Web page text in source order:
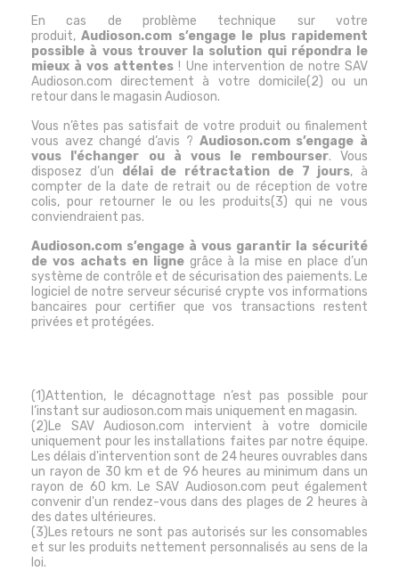
En cas de problème technique sur votre
produit,Audioson.com s’engage le plus rapidement
possible à vous trouver la solution qui répondra le
mieux à vos attentes ! Une intervention de notre SAV
Audioson.com directement à votre domicile(2) ou un
retour dans le magasin Audioson.
Vous n’êtes pas satisfait de votre produit ou finalement
vous avez changé d’avis ? Audioson.com s’engage à
vous l'échanger ou à vous le rembourser. Vous
disposez d’un délai de rétractation de 7 jours, à
compter de la date de retrait ou de réception de votre
colis, pour retourner le ou les produits(3) qui ne vous
conviendraient pas.
Audioson.com s’engage à vous garantir la sécurité
de vos achats en lignegrâce à la mise en place d’un
système de contrôle et de sécurisation des paiements. Le
logiciel de notre serveur sécurisé crypte vos informations
bancaires pour certifier que vos transactions restent
privées et protégées.
(1)Attention, le décagnottage n’est pas possible pour
l’instant sur audioson.com mais uniquement en magasin.
(2)Le SAV Audioson.com intervient à votre domicile
uniquement pour les installations faites par notre équipe.
Les délais d'intervention sont de 24 heures ouvrables dans
un rayon de 30 km et de 96 heures au minimum dans un
rayon de 60 km. Le SAV Audioson.com peut également
convenir d'un rendez-vous dans des plages de 2 heures à
des dates ultérieures.
(3)Les retours ne sont pas autorisés sur les consomables
et sur les produits nettement personnalisés au sens de la
loi.